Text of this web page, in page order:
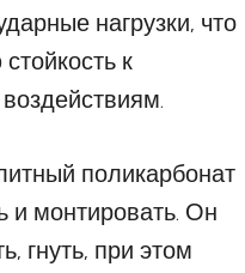
нагрузки, что
к
поликарбонат
и монтировать. Он
гнуть, при этом